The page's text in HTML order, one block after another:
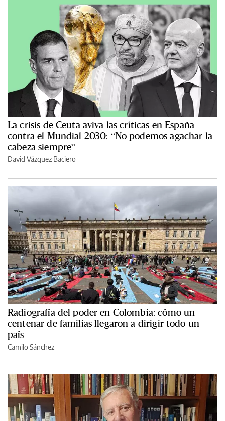
La crisis de Ceuta aviva las críticas en España
contra el Mundial 2030: “No podemos agachar la
cabeza siempre”
David Vázquez Baciero
Radiografía del poder en Colombia: cómo un
centenar de familias llegaron a dirigir todo un
país
Camilo Sánchez